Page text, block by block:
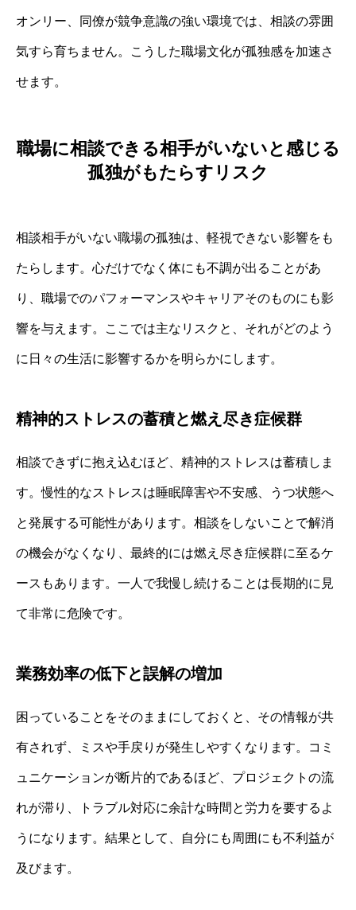
オンリー、同僚が競争意識の強い環境では、相談の雰囲
気すら育ちません。こうした職場文化が孤独感を加速さ
せます。
職場に相談できる相手がいないと感じる
孤独がもたらすリスク
相談相手がいない職場の孤独は、軽視できない影響をも
たらします。心だけでなく体にも不調が出ることがあ
り、職場でのパフォーマンスやキャリアそのものにも影
響を与えます。ここでは主なリスクと、それがどのよう
に日々の生活に影響するかを明らかにします。
精神的ストレスの蓄積と燃え尽き症候群
相談できずに抱え込むほど、精神的ストレスは蓄積しま
す。慢性的なストレスは睡眠障害や不安感、うつ状態へ
と発展する可能性があります。相談をしないことで解消
の機会がなくなり、最終的には燃え尽き症候群に至るケ
ースもあります。一人で我慢し続けることは長期的に見
て非常に危険です。
業務効率の低下と誤解の増加
困っていることをそのままにしておくと、その情報が共
有されず、ミスや手戻りが発生しやすくなります。コミ
ュニケーションが断片的であるほど、プロジェクトの流
れが滞り、トラブル対応に余計な時間と労力を要するよ
うになります。結果として、自分にも周囲にも不利益が
及びます。